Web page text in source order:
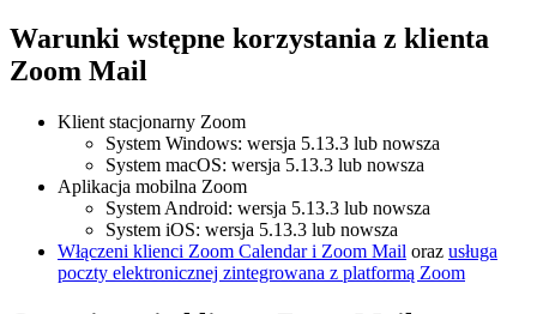
Warunki wstępne korzystania z klienta
Zoom Mail
Klient stacjonarny Zoom
System Windows: wersja 5.13.3 lub nowsza
System macOS: wersja 5.13.3 lub nowsza
Aplikacja mobilna Zoom
System Android: wersja 5.13.3 lub nowsza
System iOS: wersja 5.13.3 lub nowsza
Włączeni klienci Zoom Calendar i Zoom Mail oraz usługa
poczty elektronicznej zintegrowana z platformą Zoom